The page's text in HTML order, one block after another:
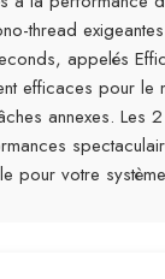
thread
appelés
efficaces pour le
annexes. Les
pour votre